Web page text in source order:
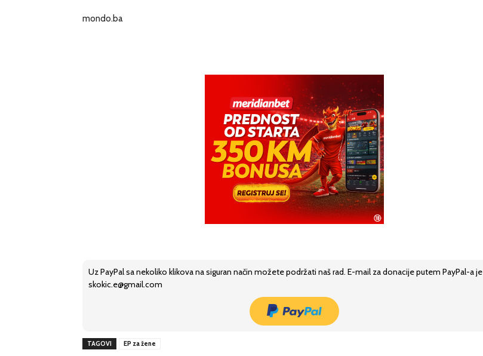
mondo.ba
Uz PayPal sa nekoliko klikova na siguran način možete podržati naš rad. E-mail za donacije putem PayPal-a je
skokic.e@gmail.com
TAGOVI EP za žene